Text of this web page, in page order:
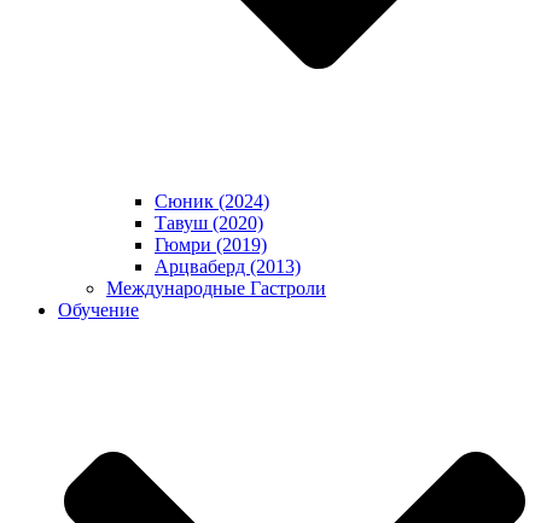
Сюник (2024)
Тавуш (2020)
Гюмри (2019)
Арцваберд (2013)
Международные Гастроли
Обучение